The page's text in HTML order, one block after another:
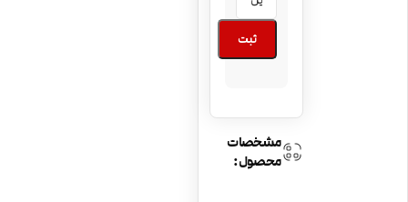
ثبت
مشخصات
محصول: